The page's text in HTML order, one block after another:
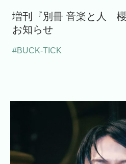
増刊『別冊 音楽と人
お知らせ
#BUCK-TICK